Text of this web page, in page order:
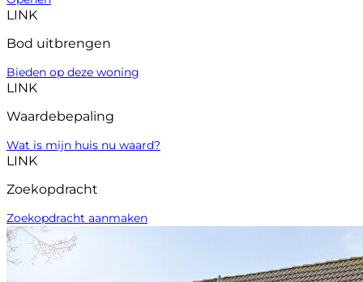
LINK
Bod uitbrengen
Bieden op deze woning
LINK
Waardebepaling
Wat is mijn huis nu waard?
LINK
Zoekopdracht
Zoekopdracht aanmaken